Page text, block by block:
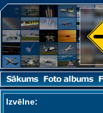
Izvēlne: